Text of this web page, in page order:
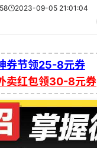
58 2023-09-05 21:01:04
券节领25-8元券
卖红包领30-8元券